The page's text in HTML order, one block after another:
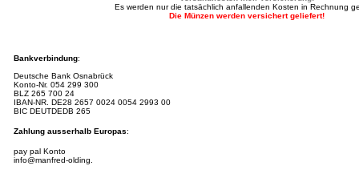
Es werden nur die tatsächlich anfallenden Kosten in Rechnung
Die Münzen werden versichert geliefert!
Bankverbindung:
Deutsche Bank Osnabrück
Konto-Nr. 054 299 300
BLZ 265 700 24
IBAN-NR. DE28 2657 0024 0054 2993 00
BIC DEUTDEDB 265
Zahlung ausserhalb Europas:
pay pal Konto
info@manfred-olding.